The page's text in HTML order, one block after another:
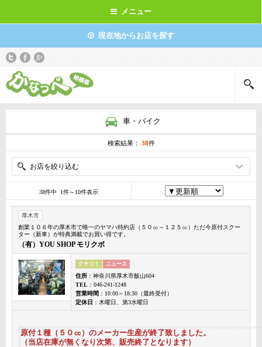
メニュー
現在地からお店を探す
車・バイク
検索結果： 38件
お店を絞り込む
38件中 1件～10件表示
厚木市
創業１０６年の厚木市で唯一のヤマハ特約店（５０㏄～１２５㏄）ただ今原付スクー
ター（新車）が特典満載でお買い得です。
（有）YOU SHOP モリクボ
クチコミ ニュース
住所 ：神奈川県厚木市飯山604
TEL ：046-241-1248
営業時間 ：10:00～18:30（最終受付）
定休日 ：木曜日、第3水曜日
原付１種（５０㏄）のメーカー生産が終了致しました。
（当店在庫が無くなり次第、販売終了となります）